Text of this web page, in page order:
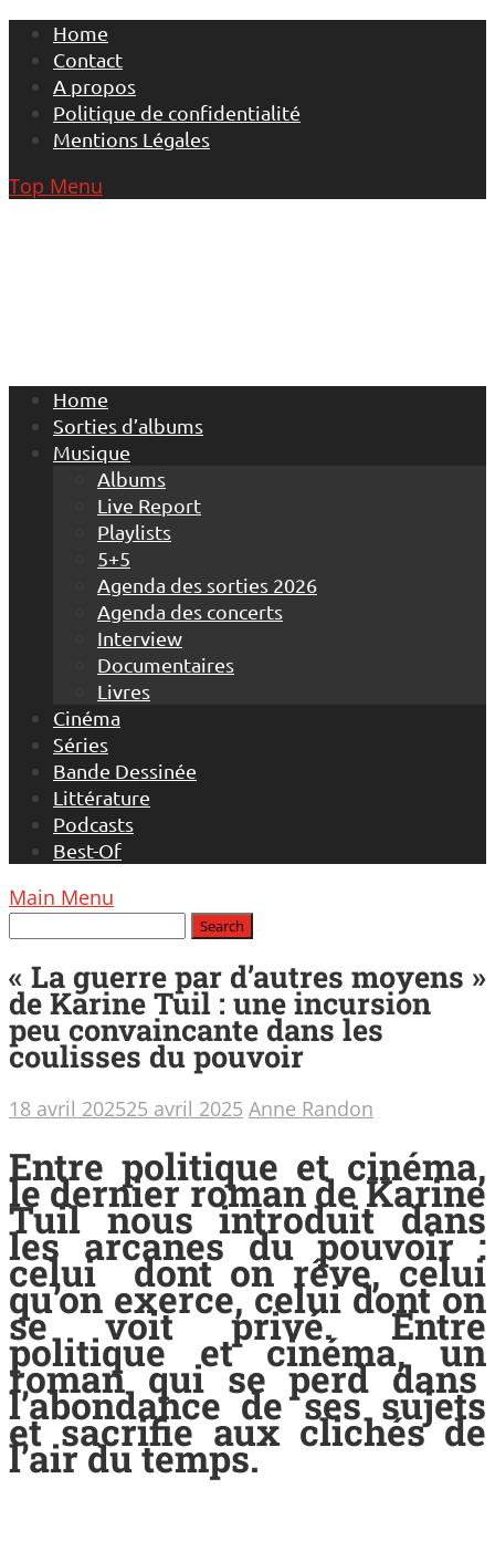
Skip
content
Home
Contact
A propos
Politique de confidentialité
Mentions Légales
Top Menu
Home
Sorties d’albums
Musique
Albums
Live Report
Playlists
5+5
Agenda des sorties 2026
Agenda des concerts
Interview
Documentaires
Livres
Cinéma
Séries
Bande Dessinée
Littérature
Podcasts
Best-Of
Main Menu
« La guerre par d’autres moyens »
de Karine Tuil : une incursion
peu convaincante dans les
coulisses du pouvoir
18 avril 202525 avril 2025 Anne Randon
Entre politique et cinéma,
le dernier roman de Karine
Tuil nous introduit dans
les arcanes du pouvoir :
celui dont on rêve, celui
qu’on exerce, celui dont on
se voit privé. Entre
politique et cinéma, un
roman qui se perd dans
l’abondance de ses sujets
et sacrifie aux clichés de
l’air du temps.